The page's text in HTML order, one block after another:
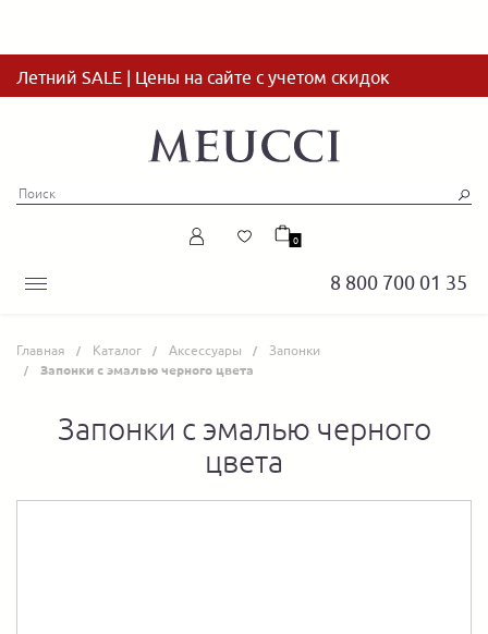
Летний SALE | Цены на сайте с учетом скидок
8 800 700 01 35
0
Главная Каталог Аксессуары Запонки
Запонки с эмалью черного цвета
Запонки с эмалью черного
цвета